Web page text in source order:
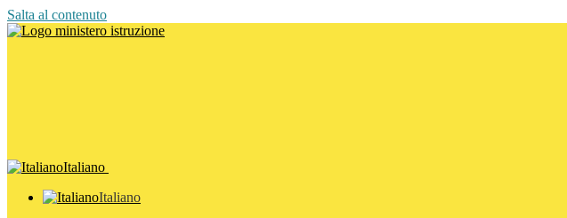
Salta al contenuto
Italiano
Italiano